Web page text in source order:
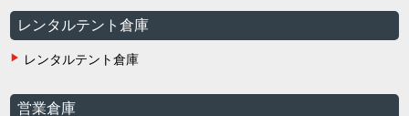
レンタルテント倉庫
レンタルテント倉庫
営業倉庫